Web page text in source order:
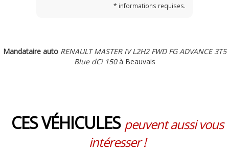
* informations requises.
Mandataire auto RENAULT MASTER IV L2H2 FWD FG ADVANCE 3T5
Blue dCi 150à Beauvais
CES VÉHICULES peuvent aussi vous
intéresser !